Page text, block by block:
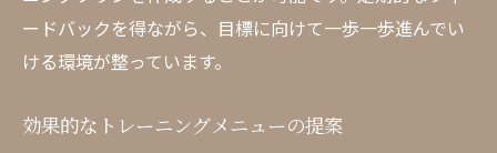
ードバックを得ながら、目標に向けて一歩一歩進んでい
ける環境が整っています。
効果的なトレーニングメニューの提案